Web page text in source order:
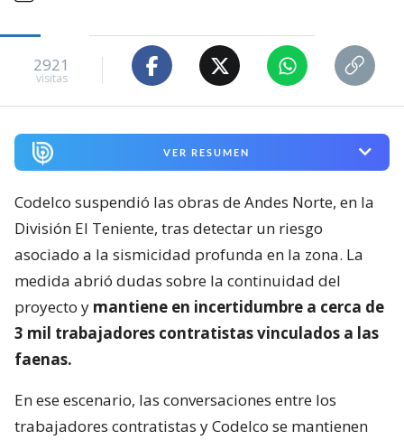
2921
visitas
VER RESUMEN
Codelco suspendió las obras de Andes Norte, en la
División El Teniente, tras detectar un riesgo
asociado a la sismicidad profunda en la zona. La
medida abrió dudas sobre la continuidad del
proyecto y mantiene en incertidumbre a cerca de
3 mil trabajadores contratistas vinculados a las
faenas.
En ese escenario, las conversaciones entre los
trabajadores contratistas y Codelco se mantienen